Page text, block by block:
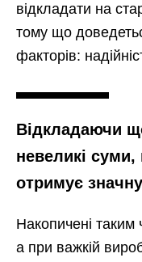
відкладати на
тому що
факторів:
Відкладаючи
невеликі суми,
отримує
Накопичені
а при важкій